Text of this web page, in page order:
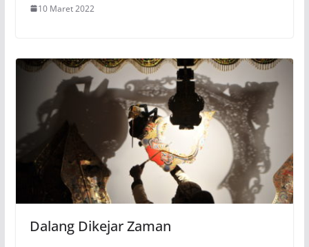
10 Maret 2022
Dalang Dikejar Zaman